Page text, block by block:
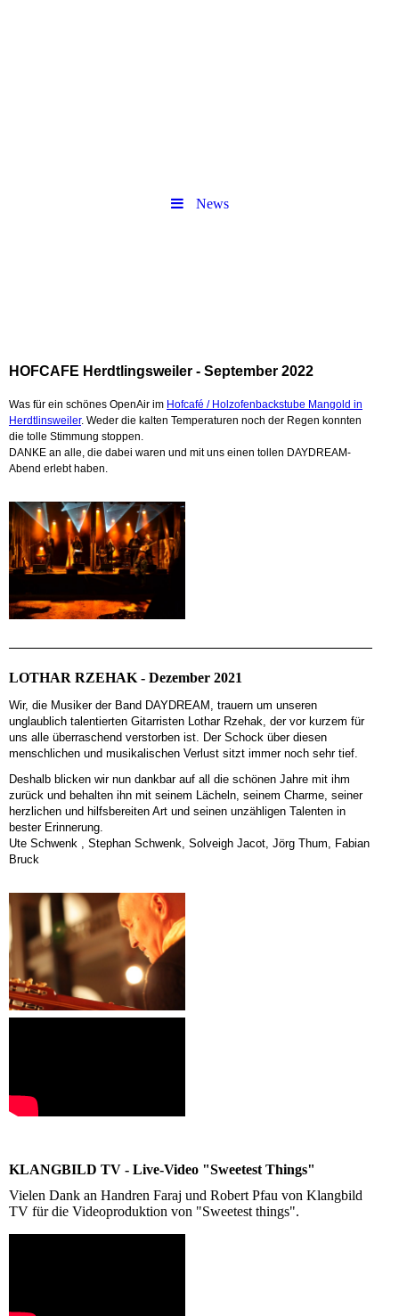
News
HOFCAFE Herdtlingsweiler - September 2022
Was für ein schönes OpenAir im Hofcafé / Holzofenbackstube Mangold in
Herdtlinsweiler. Weder die kalten Temperaturen noch der Regen konnten
die tolle Stimmung stoppen.
DANKE an alle, die dabei waren und mit uns einen tollen DAYDREAM-
Abend erlebt haben.
LOTHAR RZEHAK - Dezember 2021
Wir, die Musiker der Band DAYDREAM, trauern um unseren
unglaublich talentierten Gitarristen Lothar Rzehak, der vor kurzem für
uns alle überraschend verstorben ist. Der Schock über diesen
menschlichen und musikalischen Verlust sitzt immer noch sehr tief.
Deshalb blicken wir nun dankbar auf all die schönen Jahre mit ihm
zurück und behalten ihn mit seinem Lächeln, seinem Charme, seiner
herzlichen und hilfsbereiten Art und seinen unzähligen Talenten in
bester Erinnerung.
Ute Schwenk , Stephan Schwenk, Solveigh Jacot, Jörg Thum, Fabian
Bruck
KLANGBILD TV - Live-Video "Sweetest Things"
Vielen Dank an Handren Faraj und Robert Pfau von Klangbild
TV für die Videoproduktion von "Sweetest things".